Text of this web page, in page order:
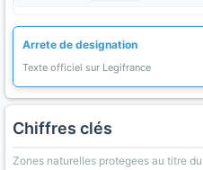
Arrete de designation
Texte officiel sur Legifrance
Chiffres clés
Zones naturelles protegees au titre